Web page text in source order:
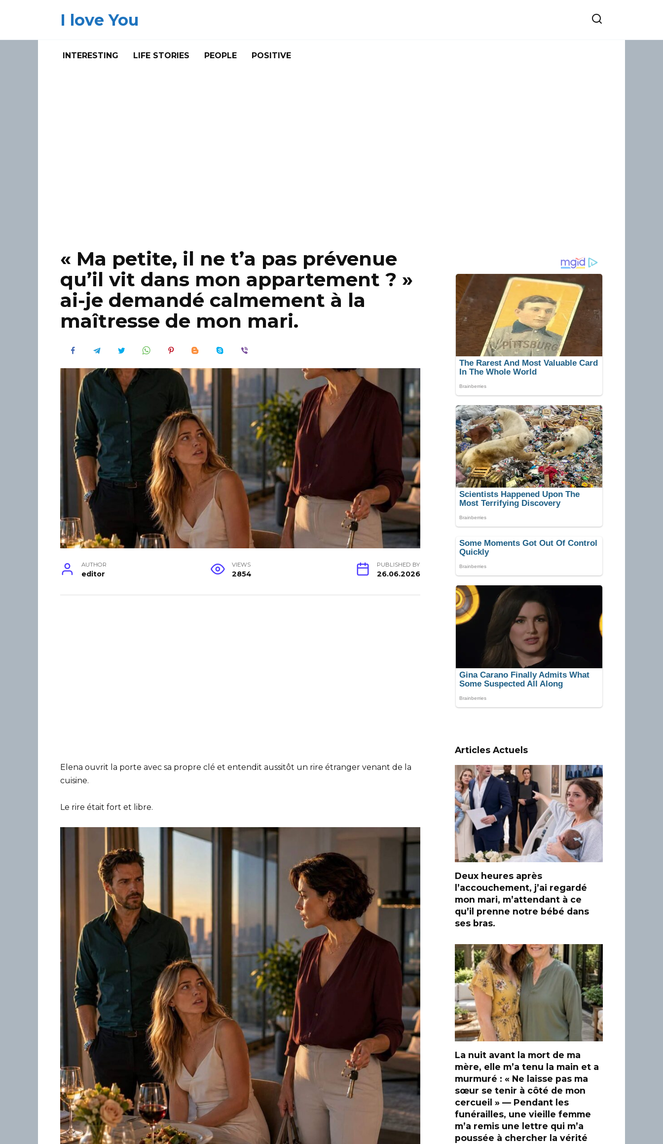
I love You
INTERESTING LIFE STORIES PEOPLE POSITIVE
« Ma petite, il ne t’a pas prévenue
qu’il vit dans mon appartement ? »
ai-je demandé calmement à la
maîtresse de mon mari.
AUTHOR
editor
VIEWS
2854
PUBLISHED BY
26.06.2026
Elena ouvrit la porte avec sa propre clé et entendit aussitôt un rire étranger venant de la
cuisine.
Le rire était fort et libre.
Articles Actuels
Deux heures après
l’accouchement, j’ai regardé
mon mari, m’attendant à ce
qu’il prenne notre bébé dans
ses bras.
La nuit avant la mort de ma
mère, elle m’a tenu la main et a
murmuré : « Ne laisse pas ma
sœur se tenir à côté de mon
cercueil » — Pendant les
funérailles, une vieille femme
m’a remis une lettre qui m’a
poussée à chercher la vérité